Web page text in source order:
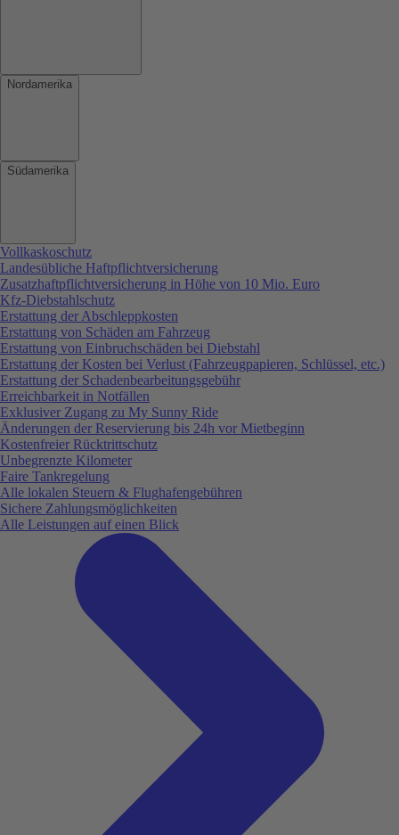
Nordamerika
Südamerika
Vollkaskoschutz
Landesübliche Haftpflichtversicherung
Zusatzhaftpflichtversicherung in Höhe von 10 Mio. Euro
Kfz-Diebstahlschutz
Erstattung der Abschleppkosten
Erstattung von Schäden am Fahrzeug
Erstattung von Einbruchschäden bei Diebstahl
Erstattung der Kosten bei Verlust (Fahrzeugpapieren, Schlüssel, etc.)
Erstattung der Schadenbearbeitungsgebühr
Erreichbarkeit in Notfällen
Exklusiver Zugang zu My Sunny Ride
Änderungen der Reservierung bis 24h vor Mietbeginn
Kostenfreier Rücktrittschutz
Unbegrenzte Kilometer
Faire Tankregelung
Alle lokalen Steuern & Flughafengebühren
Sichere Zahlungsmöglichkeiten
Alle Leistungen auf einen Blick